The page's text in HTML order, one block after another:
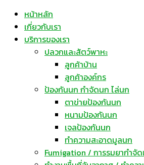
หน้าหลัก
เกี่ยวกับเรา
บริการของเรา
ปลวกและสัตว์พาหะ
ลูกค้าบ้าน
ลูกค้าองค์กร
ป้องกันนก กำจัดนก ไล่นก
ตาข่ายป้องกันนก
หนามป้องกันนก
เจลป้องกันนก
ทำความสะอาดมูลนก
Fumigation / การรมยากำจั